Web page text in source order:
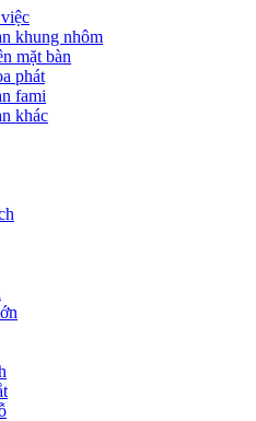
khung nhôm
mặt bàn
phát
fami
khác